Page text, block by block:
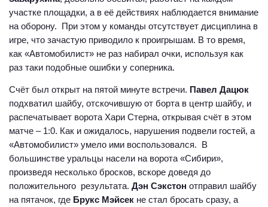
участке площадки, а в её действиях наблюдается внимание
на оборону. При этом у команды отсутствует дисциплина в
игре, что зачастую приводило к проигрышам. В то время,
как «Автомобилист» не раз набирал очки, используя как
раз таки подобные ошибки у соперника.
Счёт был открыт на пятой минуте встречи. Павел Дацюк
подхватил шайбу, отскочившую от борта в центр шайбу, и
распечатывает ворота Хари Стерна, открывая счёт в этом
матче – 1:0. Как и ожидалось, нарушения подвели гостей, а
«Автомобилист» умело ими воспользовался. В
большинстве уральцы насели на ворота «Сибири»,
произведя несколько бросков, вскоре доведя до
положительного результата. Дэн Сэкстон отправил шайбу
на пятачок, где Брукс Мэйсек не стал бросать сразу, а